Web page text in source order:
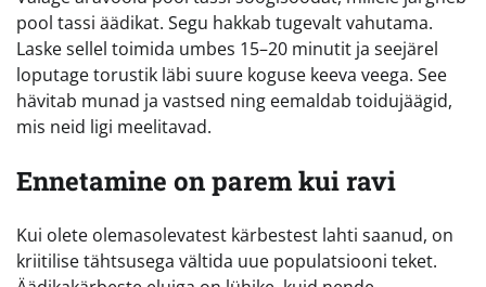
pool tassi äädikat. Segu hakkab tugevalt vahutama.
Laske sellel toimida umbes 15–20 minutit ja seejärel
loputage torustik läbi suure koguse keeva veega. See
hävitab munad ja vastsed ning eemaldab toidujäägid,
mis neid ligi meelitavad.
Ennetamine on parem kui ravi
Kui olete olemasolevatest kärbestest lahti saanud, on
kriitilise tähtsusega vältida uue populatsiooni teket.